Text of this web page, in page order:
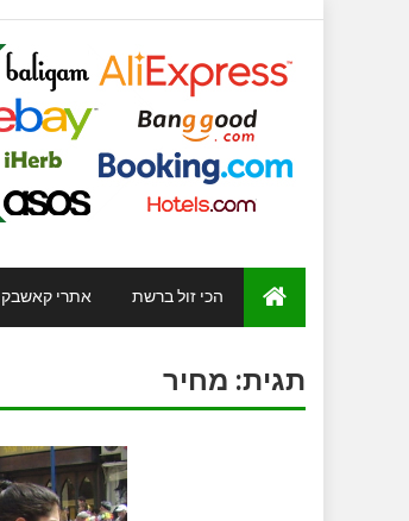
אתרי קאשבק הכי זול ברשת
תגית: מחיר